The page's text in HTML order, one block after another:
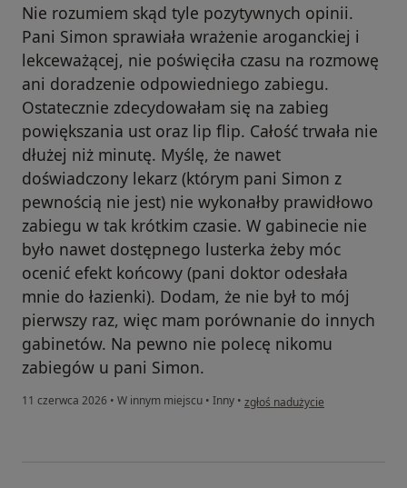
Nie rozumiem skąd tyle pozytywnych opinii.
Pani Simon sprawiała wrażenie aroganckiej i
lekceważącej, nie poświęciła czasu na rozmowę
ani doradzenie odpowiedniego zabiegu.
Ostatecznie zdecydowałam się na zabieg
powiększania ust oraz lip flip. Całość trwała nie
dłużej niż minutę. Myślę, że nawet
doświadczony lekarz (którym pani Simon z
pewnością nie jest) nie wykonałby prawidłowo
zabiegu w tak krótkim czasie. W gabinecie nie
było nawet dostępnego lusterka żeby móc
ocenić efekt końcowy (pani doktor odesłała
mnie do łazienki). Dodam, że nie był to mój
pierwszy raz, więc mam porównanie do innych
gabinetów. Na pewno nie polecę nikomu
zabiegów u pani Simon.
11 czerwca 2026 • W innym miejscu • Inny • w opinii użytkownika ES
zgłoś nadużycie